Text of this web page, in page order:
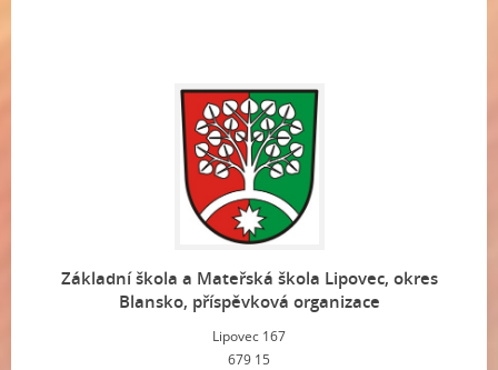
Základní škola a Mateřská škola Lipovec, okres
Blansko, příspěvková organizace
Lipovec 167
679 15